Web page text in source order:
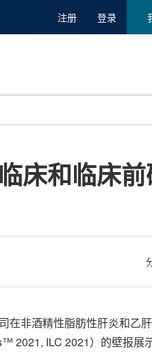
注册 登录
碳中和
娱乐
新加坡
床和临床
在非酒精性脂肪性肝炎和乙
2021, ILC 2021）的壁报展